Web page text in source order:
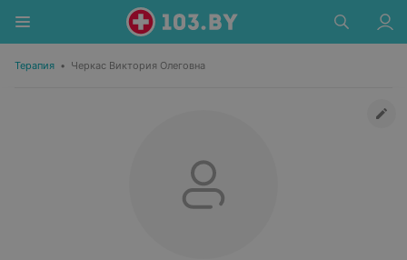
Терапия • Черкас Виктория Олеговна